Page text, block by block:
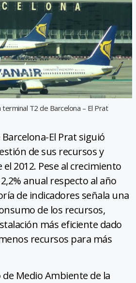
terminal T2 de Barcelona – El Prat
El Prat siguió
de sus recursos y
2012. Pese al crecimiento
anual respecto al año
de indicadores señala una
de los recursos,
más eficiente dado
recursos para más
Medio Ambiente de la